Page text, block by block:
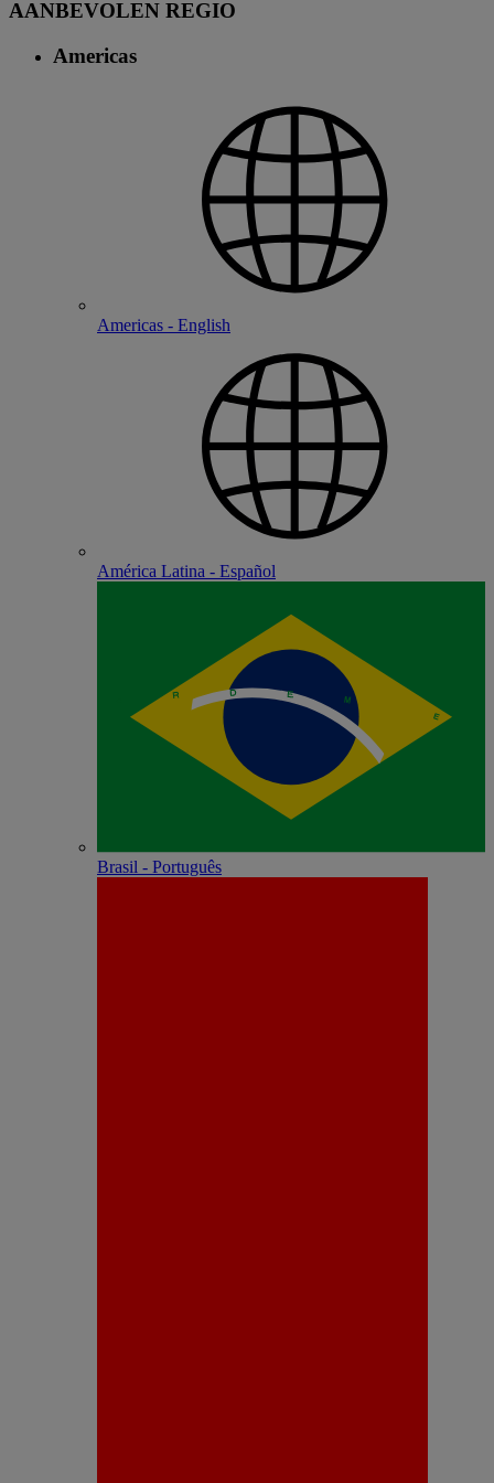
AANBEVOLEN REGIO
Americas
Americas - English
América Latina - Español
Brasil - Português